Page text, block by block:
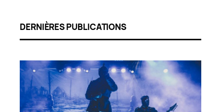
DERNIÈRES PUBLICATIONS